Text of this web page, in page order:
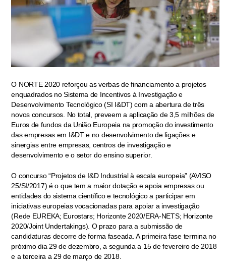
O NORTE 2020 reforçou as verbas de financiamento a projetos
enquadrados no Sistema de Incentivos à Investigação e
Desenvolvimento Tecnológico (SI I&DT) com a abertura de três
novos concursos. No total, preveem a aplicação de 3,5 milhões de
Euros de fundos da União Europeia na promoção do investimento
das empresas em I&DT e no desenvolvimento de ligações e
sinergias entre empresas, centros de investigação e
desenvolvimento e o setor do ensino superior.
O concurso “Projetos de I&D Industrial à escala europeia” (AVISO
25/SI/2017) é o que tem a maior dotação e apoia empresas ou
entidades do sistema científico e tecnológico a participar em
iniciativas europeias vocacionadas para apoiar a investigação
(Rede EUREKA; Eurostars; Horizonte 2020/ERA-NETS; Horizonte
2020/Joint Undertakings). O prazo para a submissão de
candidaturas decorre de forma faseada. A primeira fase termina no
próximo dia 29 de dezembro, a segunda a 15 de fevereiro de 2018
e a terceira a 29 de março de 2018.